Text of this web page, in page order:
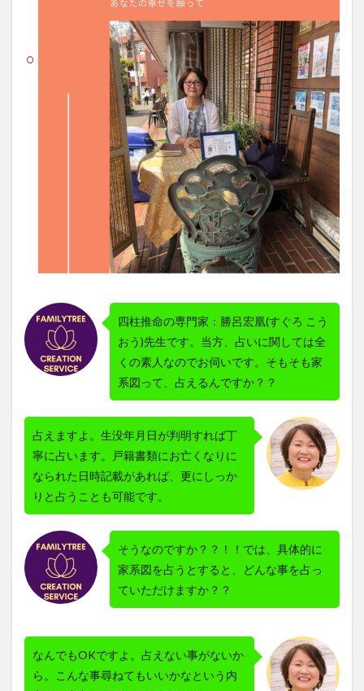
四柱推命の専門家：勝呂宏凰(すぐろ こう
おう)先生です。当方、占いに関しては全
くの素人なのでお伺いです。そもそも家
系図って、占えるんですか？？
占えますよ。生没年月日が判明すれば丁
寧に占います。戸籍書類にお亡くなりに
なられた日時記載があれば、更にしっか
りと占うことも可能です。
そうなのですか？？！！では、具体的に
家系図を占うとすると、どんな事を占っ
ていただけますか？？
なんでもOKですよ。占えない事がないか
ら。こんな事尋ねてもいいかなという内